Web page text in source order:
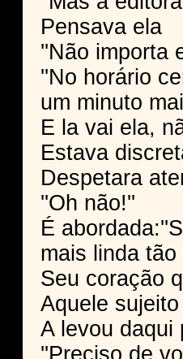
Pensava ela
''Não importa
''No horário
um minuto
E la vai ela,
Estava
Despetara
''Oh não!''
É
mais linda tão
Seu coração
Aquele sujeito
A levou daqui
''Preciso de